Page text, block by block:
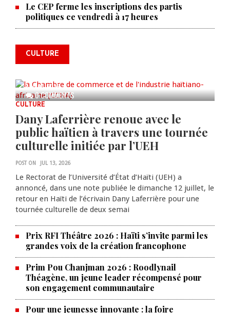
Le CEP ferme les inscriptions des partis
politiques ce vendredi à 17 heures
CULTURE
0 COMMENTS
La Chambre de commerce et de
l'industrie haïtiano-africaine
commémorer le 235e
anniversaire de la cérémonie du
AUG 05, 2026
CULTURE
Dany Laferrière renoue avec le
public haïtien à travers une tournée
culturelle initiée par l’UEH
POST ON JUL 13, 2026
Le Rectorat de l’Université d’État d’Haïti (UEH) a
annoncé, dans une note publiée le dimanche 12 juillet, le
retour en Haïti de l’écrivain Dany Laferrière pour une
tournée culturelle de deux semai
Prix RFI Théâtre 2026 : Haïti s’invite parmi les
grandes voix de la création francophone
Prim Pou Chanjman 2026 : Roodlynail
Théagène, un jeune leader récompensé pour
son engagement communautaire
Pour une jeunesse innovante : la foire